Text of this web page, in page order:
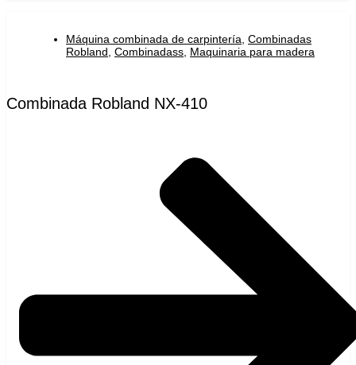
Máquina combinada de carpintería Combinadas
Robland Combinadass Maquinaria para madera
Combinada Robland NX-410